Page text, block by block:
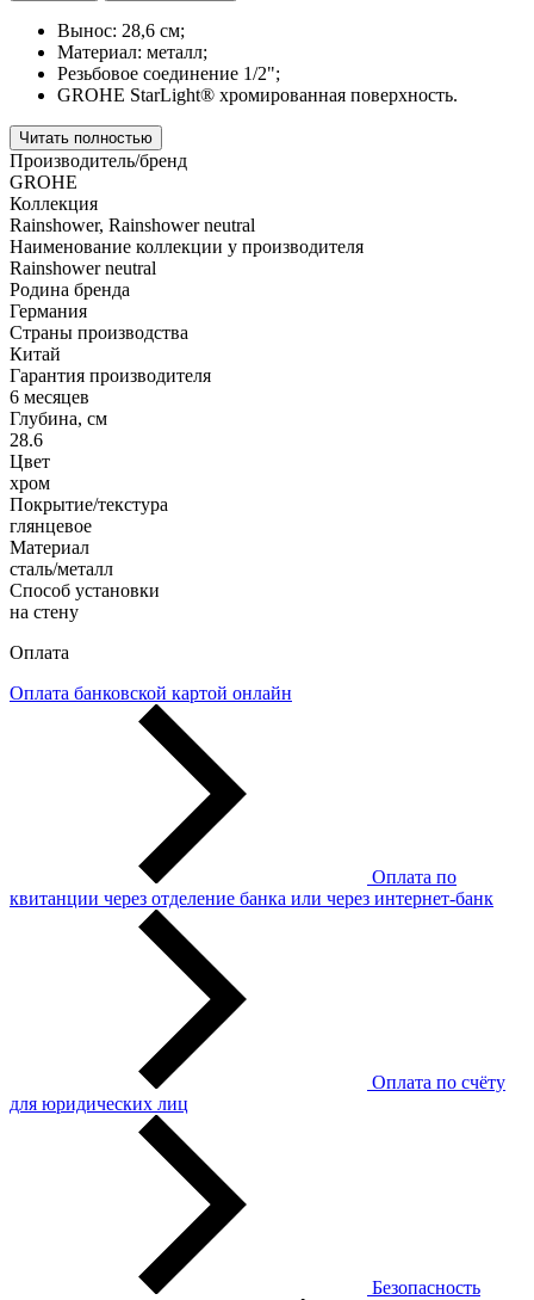
Вынос: 28,6 см;
Материал: металл;
Резьбовое соединение 1/2";
GROHE StarLight® хромированная поверхность.
Читать полностью
Производитель/бренд
GROHE
Коллекция
Rainshower, Rainshower neutral
Наименование коллекции у производителя
Rainshower neutral
Родина бренда
Германия
Страны производства
Китай
Гарантия производителя
6 месяцев
Глубина, см
28.6
Цвет
хром
Покрытие/текстура
глянцевое
Материал
сталь/металл
Способ установки
на стену
Оплата
Оплата банковской картой онлайн
Оплата по
квитанции через отделение банка или через интернет-банк
Оплата по счёту
для юридических лиц
Безопасность